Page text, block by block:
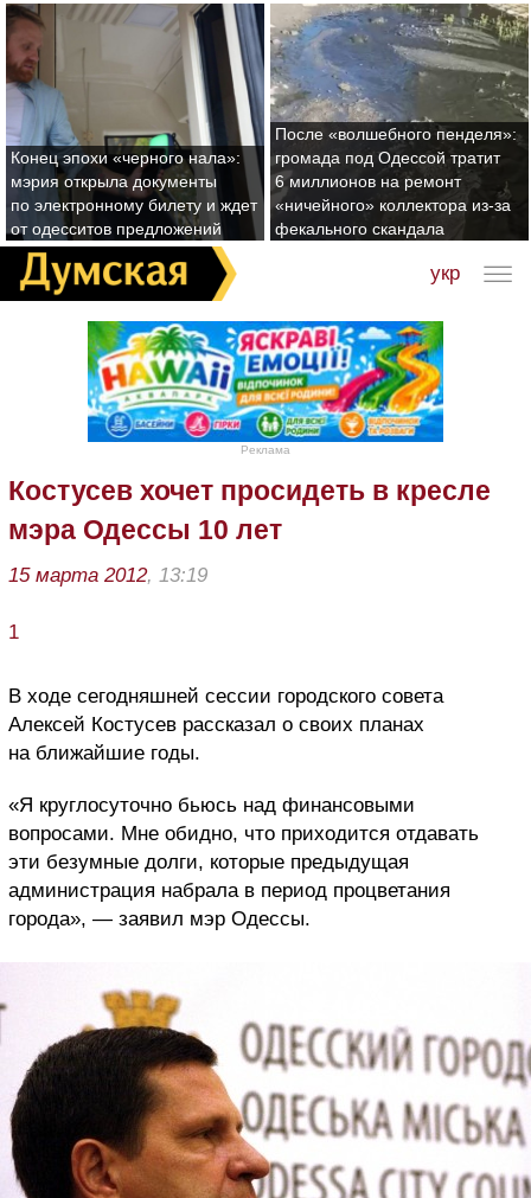
Конец эпохи «черного нала»:
мэрия открыла документы
по электронному билету и ждет
от одесситов предложений
После «волшебного пенделя»:
громада под Одессой тратит
6 миллионов на ремонт
«ничейного» коллектора из-за
фекального скандала
укр
Реклама
Костусев хочет просидеть в кресле
мэра Одессы 10 лет
15 марта 2012, 13:19
1
В ходе сегодняшней сессии городского совета
Алексей Костусев рассказал о своих планах
на ближайшие годы.
«Я круглосуточно бьюсь над финансовыми
вопросами. Мне обидно, что приходится отдавать
эти безумные долги, которые предыдущая
администрация набрала в период процветания
города», — заявил мэр Одессы.